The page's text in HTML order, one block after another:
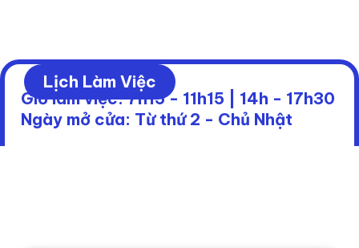
Lịch Làm Việc
Giờ làm việc: 7h15 - 11h15 | 14h - 17h30
Ngày mở cửa: Từ thứ 2 - Chủ Nhật